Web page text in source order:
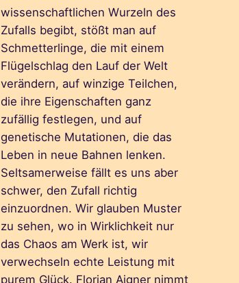
wissenschaftlichen Wurzeln des
Zufalls begibt, stößt man auf
Schmetterlinge, die mit einem
Flügelschlag den Lauf der Welt
verändern, auf winzige Teilchen,
die ihre Eigenschaften ganz
zufällig festlegen, und auf
genetische Mutationen, die das
Leben in neue Bahnen lenken.
Seltsamerweise fällt es uns aber
schwer, den Zufall richtig
einzuordnen. Wir glauben Muster
zu sehen, wo in Wirklichkeit nur
das Chaos am Werk ist, wir
verwechseln echte Leistung mit
purem Glück. Florian Aigner nimmt